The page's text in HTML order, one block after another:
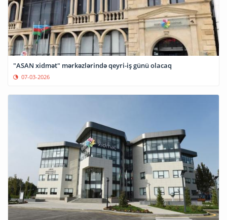
"ASAN xidmət" mərkəzlərində qeyri-iş günü olacaq
07-03-2026